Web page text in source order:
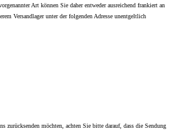
Art können Sie daher entweder ausreichend frankiert an
Versandlager unter der folgenden Adresse unentgeltlich
zurücksenden möchten, achten Sie bitte darauf, dass die Sendung